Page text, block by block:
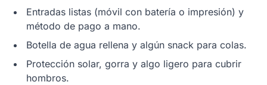
Entradas listas (móvil con batería o impresión) y
método de pago a mano.
Botella de agua rellena y algún snack para colas.
Protección solar, gorra y algo ligero para cubrir
hombros.